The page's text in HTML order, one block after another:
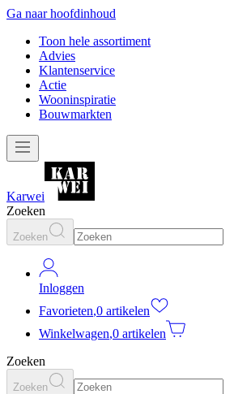
Ga naar hoofdinhoud
Toon hele assortiment
Advies
Klantenservice
Actie
Wooninspiratie
Bouwmarkten
Karwei
Zoeken
Zoeken
Inloggen
Favorieten,0 artikelen
Winkelwagen,0 artikelen
Zoeken
Zoeken